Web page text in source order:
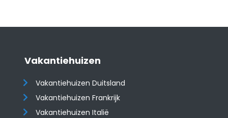
Vakantiehuizen
Vakantiehuizen Duitsland
Vakantiehuizen Frankrijk
Vakantiehuizen Italië